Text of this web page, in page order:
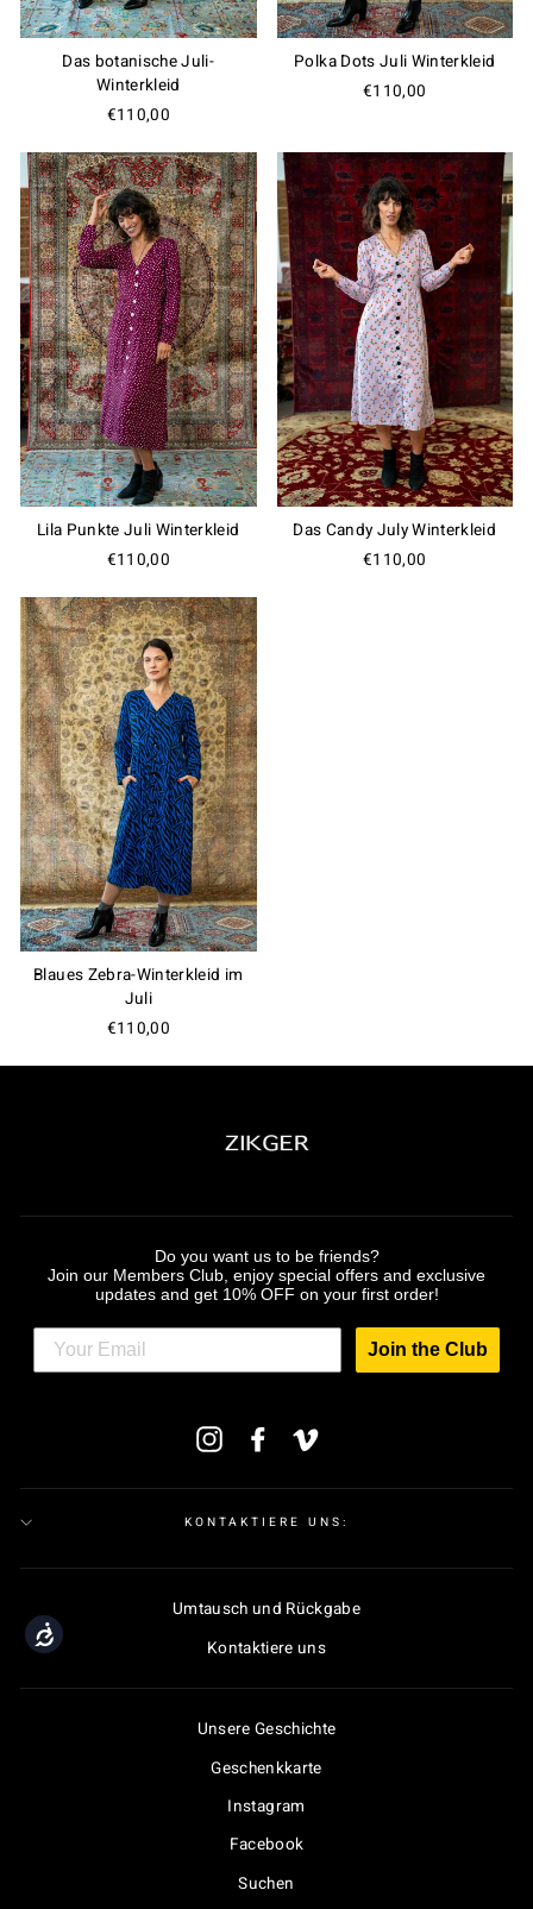
Accessibility
Das botanische Juli-
Winterkleid
€110,00
Polka Dots Juli Winterkleid
€110,00
Lila Punkte Juli Winterkleid
€110,00
Das Candy July Winterkleid
€110,00
Blaues Zebra-Winterkleid im
Juli
€110,00
Do you want us to be friends?
Join our Members Club, enjoy special offers and exclusive
updates and get 10% OFF on your first order!
Join the Club
MAILINGLISTE
InstagramFacebookVimeo
KONTAKTIERE UNS:
Umtausch und Rückgabe
Kontaktiere uns
Unsere Geschichte
Geschenkkarte
Instagram
Facebook
Suchen